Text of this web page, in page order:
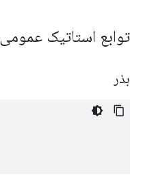
توابع استاتیک عمومی
بذر